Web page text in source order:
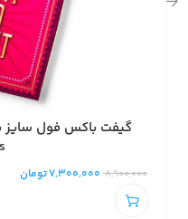
8,900,000
7,300,000تومان